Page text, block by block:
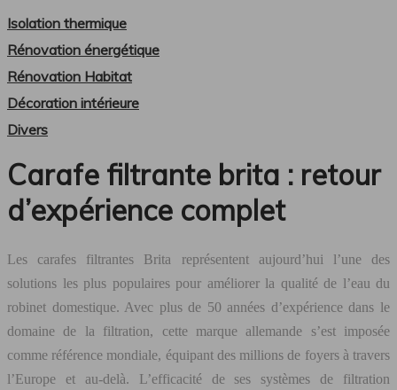
Isolation thermique
Rénovation énergétique
Rénovation Habitat
Décoration intérieure
Divers
Carafe filtrante brita : retour
d’expérience complet
Les carafes filtrantes Brita représentent aujourd’hui l’une des
solutions les plus populaires pour améliorer la qualité de l’eau du
robinet domestique. Avec plus de 50 années d’expérience dans le
domaine de la filtration, cette marque allemande s’est imposée
comme référence mondiale, équipant des millions de foyers à travers
l’Europe et au-delà. L’efficacité de ses systèmes de filtration